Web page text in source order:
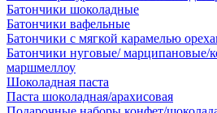
Батончики шоколадные
Батончики вафельные
Батончики с мягкой карамелью
Батончики нуговые/ марципановые/
маршмеллоу
Шоколадная паста
Паста шоколадная/арахисовая